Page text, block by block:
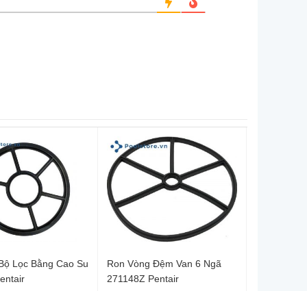
Lọc Bằng Cao Su
Ron Vòng Đệm Van 6 Ngã
271148Z Pentair